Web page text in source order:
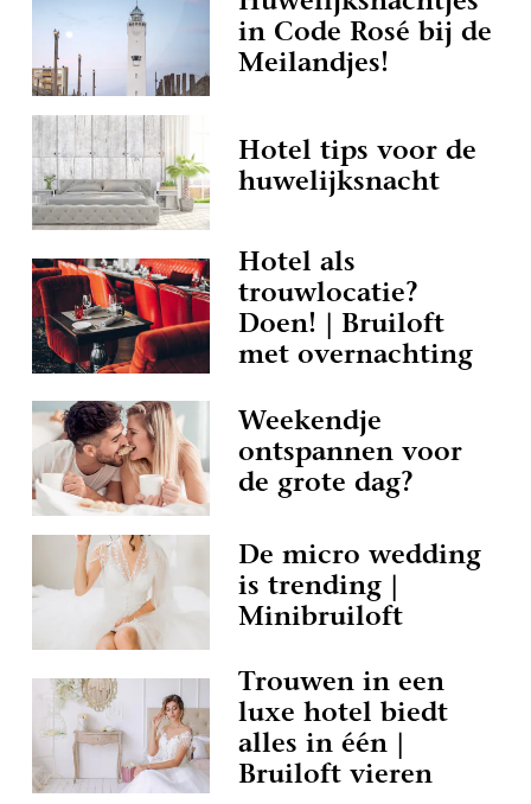
in Code Rosé bij de
Meilandjes!
Hotel tips voor de
huwelijksnacht
Hotel als
trouwlocatie?
Doen! | Bruiloft
met overnachting
Weekendje
ontspannen voor
de grote dag?
De micro wedding
is trending |
Minibruiloft
Trouwen in een
luxe hotel biedt
alles in één |
Bruiloft vieren